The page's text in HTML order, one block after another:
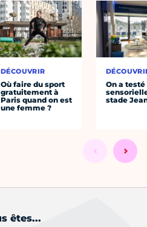
DÉCOUVRIR
Où faire du sport
gratuitement à
Paris quand on est
une femme ?
On a
stade
êtes...